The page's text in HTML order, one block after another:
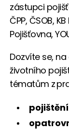
zástupci
ČPP, ČSOB,
Pojišťovna,
Dozvíte se,
životního
tématům z